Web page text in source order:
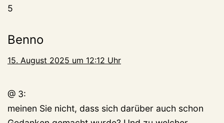
5
Benno
15. August 2025 um 12:12 Uhr
@ 3:
meinen Sie nicht, dass sich darüber auch schon